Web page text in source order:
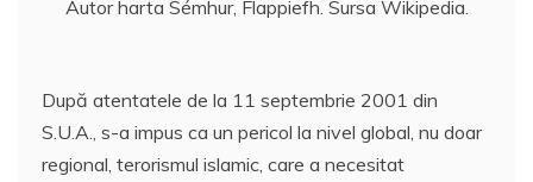
Autor harta Sémhur, Flappiefh. Sursa Wikipedia.
După atentatele de la 11 septembrie 2001 din
S.U.A., s-a impus ca un pericol la nivel global, nu doar
regional, terorismul islamic, care a necesitat